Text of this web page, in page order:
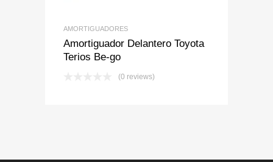
AMORTIGUADORES
Amortiguador Delantero Toyota
Terios Be-go
(0 reviews)